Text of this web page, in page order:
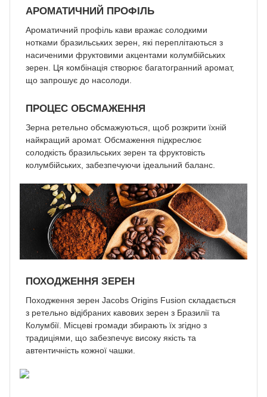
АРОМАТИЧНИЙ ПРОФІЛЬ
Ароматичний профіль кави вражає солодкими
нотками бразильських зерен, які переплітаються з
насиченими фруктовими акцентами колумбійських
зерен. Ця комбінація створює багатогранний аромат,
що запрошує до насолоди.
ПРОЦЕС ОБСМАЖЕННЯ
Зерна ретельно обсмажуються, щоб розкрити їхній
найкращий аромат. Обсмаження підкреслює
солодкість бразильських зерен та фруктовість
колумбійських, забезпечуючи ідеальний баланс.
ПОХОДЖЕННЯ ЗЕРЕН
Походження зерен Jacobs Origins Fusion складається
з ретельно відібраних кавових зерен з Бразилії та
Колумбії. Місцеві громади збирають їх згідно з
традиціями, що забезпечує високу якість та
автентичність кожної чашки.